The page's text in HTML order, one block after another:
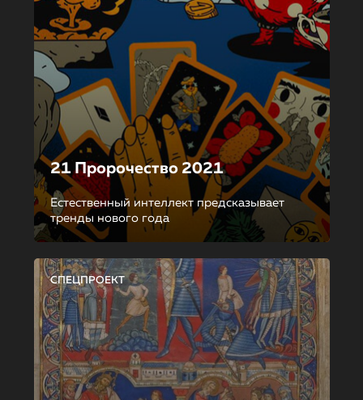
21 Пророчество 2021
Естественный интеллект предсказывает
тренды нового года
СПЕЦПРОЕКТ